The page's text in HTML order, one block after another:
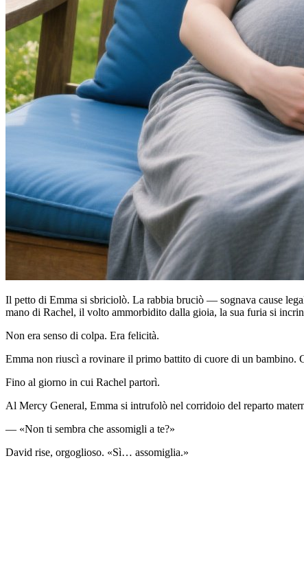
Il petto di Emma si sbriciolò. La rabbia bruciò — sognava cause
mano di Rachel, il volto ammorbidito dalla gioia, la sua furia si
Non era senso di colpa. Era felicità.
Emma non riuscì a rovinare il primo battito di cuore di un bambino.
Fino al giorno in cui Rachel partorì.
Al Mercy General, Emma si intrufolò nel corridoio del reparto
— «Non ti sembra che assomigli a te?»
David rise, orgoglioso. «Sì… assomiglia.»